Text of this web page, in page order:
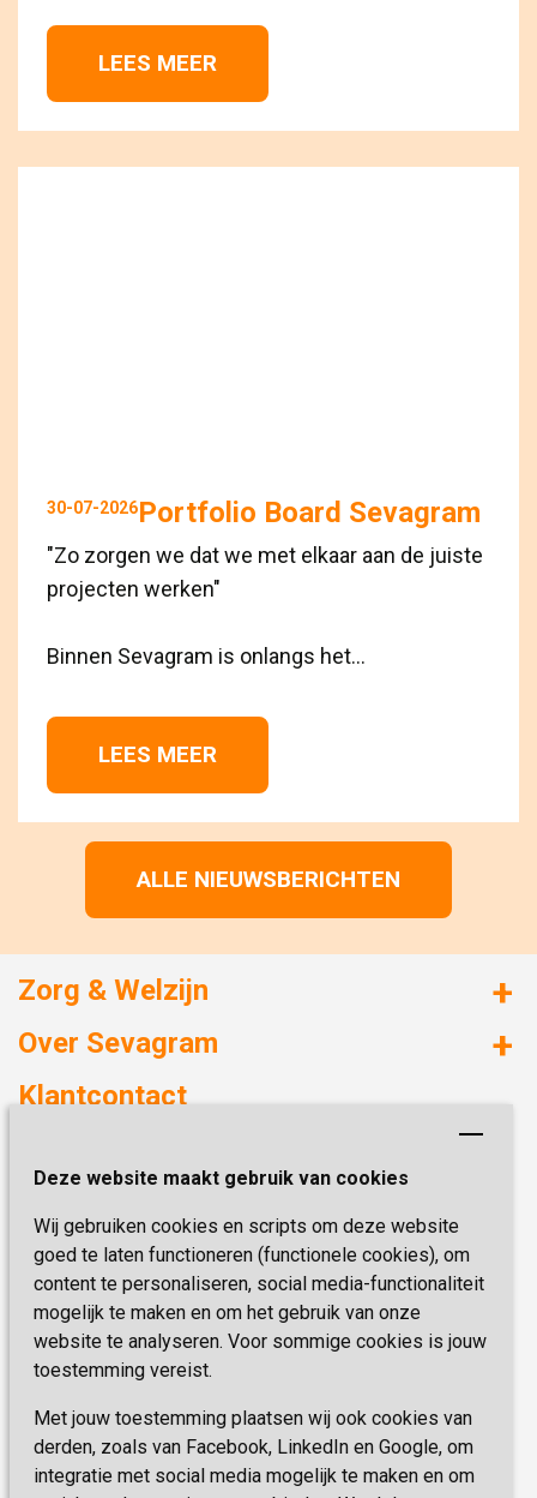
Deze website maakt gebruik van cookies
Wij gebruiken cookies en scripts om deze website
goed te laten functioneren (functionele cookies), om
content te personaliseren, social media-functionaliteit
mogelijk te maken en om het gebruik van onze
website te analyseren. Voor sommige cookies is jouw
toestemming vereist.
Met jouw toestemming plaatsen wij ook cookies van
derden, zoals van Facebook, LinkedIn en Google, om
integratie met social media mogelijk te maken en om
LEES MEER
30-07-2026Portfolio Board Sevagram
"Zo zorgen we dat we met elkaar aan de juiste
projecten werken"
Binnen Sevagram is onlangs het...
LEES MEER
ALLE NIEUWSBERICHTEN
Zorg & Welzijn
Huizen met zorg
Onze specialiteiten
Over Sevagram
Duurzaamheid
Kwaliteit & Klantbeleving
Missie & Visie
Vastgoed
Innovatie
Klantcontact
6419 PB Heerlen
Telefoon:0900 777 4 777
E-mail:zorgbemiddeling@sevagram.nl
Schrijf je nu in!
Blijf op de hoogte van de laatste activiteiten en
nieuwtjes met onze nieuwsbrief
INSCHRIJVEN